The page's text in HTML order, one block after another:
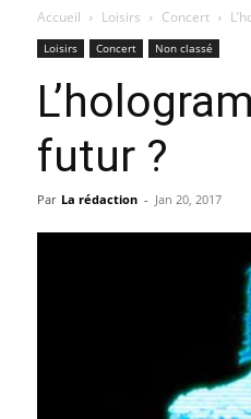
Accueil Loisirs Concert
Loisirs Concert Non classé
futur ?
Par La rédaction - Jan 20, 2017